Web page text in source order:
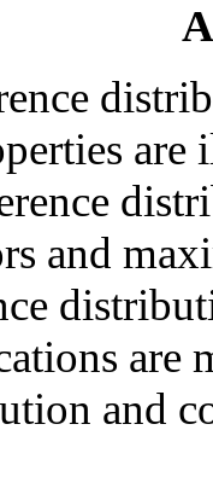
are
and
are
and